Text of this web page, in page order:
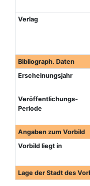
Verlag
Bibliograph. Daten
Erscheinungsjahr
Veröffentlichungs-
Periode
Angaben zum Vorbild
Vorbild liegt in
Lage der Stadt des